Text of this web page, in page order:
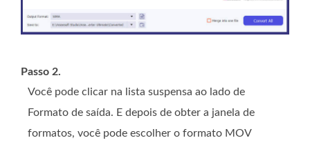
Passo 2.
Você pode clicar na lista suspensa ao lado de
Formato de saída. E depois de obter a janela de
formatos, você pode escolher o formato MOV